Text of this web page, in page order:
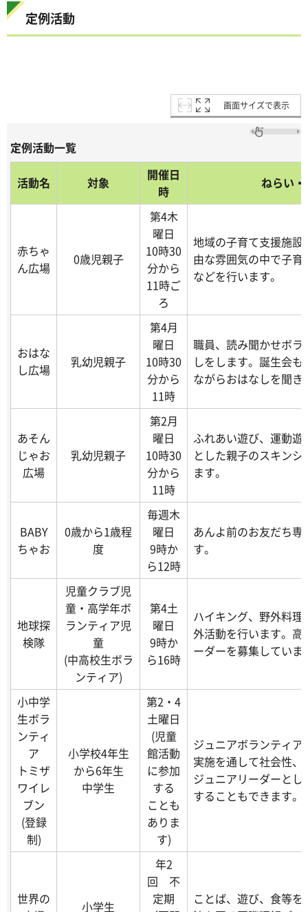
定例活動
画面サイズで表示
定例活動一覧
活動名 対象
開催日
時
ねらい
赤ちゃ
ん広場
0歳児親子
第4木
曜日
10時30
分から
11時ご
ろ
地域の子育て支援施
由な雰囲気の中で子
などを行います。
おはな
し広場
乳幼児親子
第4月
曜日
10時30
分から
11時
職員、読み聞かせボ
しをします。誕生会
ながらおはなしを聞き
あそん
じゃお
広場
乳幼児親子
第2月
曜日
10時30
分から
11時
ふれあい遊び、運動
とした親子のスキン
ます。
BABY
ちゃお
0歳から1歳程
度
毎週木
曜日
9時か
ら12時
あんよ前のお友だち
す。
地球探
検隊
児童クラブ児
童・高学年ボ
ランティア児
童
(中高校生ボラ
ンティア)
第4土
曜日
9時か
ら16時
ハイキング、野外料
外活動を行います。
ーダーを募集していま
小中学
生ボラ
ンティ
ア
トミザ
ワイレ
ブン
(登録
制)
小学校4年生
から6年生
中学生
第2・4
土曜日
(児童
館活動
に参加
する
ことも
ありま
す)
ジュニアボランティ
実施を通して社会性
ジュニアリーダーと
することもできます。
世界の
小学生
年2
回 不
定期
ことば、遊び、食等